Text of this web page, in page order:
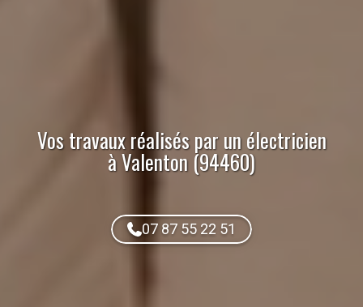
Vos travaux réalisés parun électricien
à Valenton (94460)
07 87 55 22 51